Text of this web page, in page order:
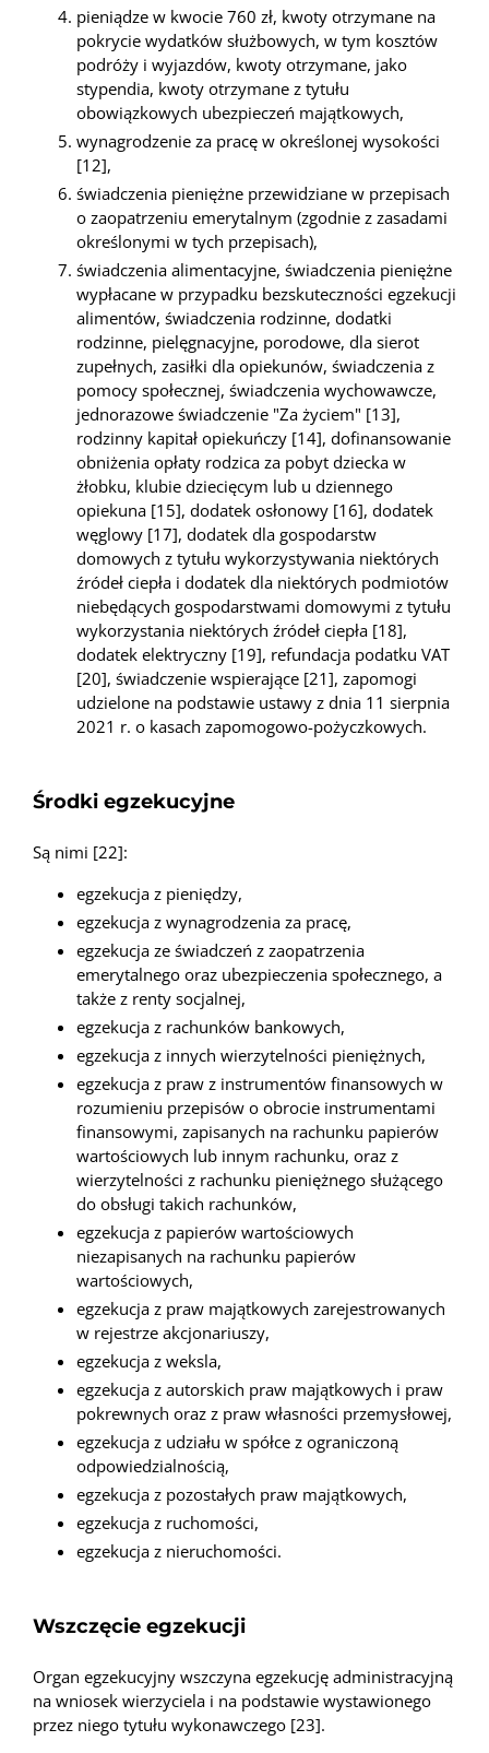
pieniądze w kwocie 760 zł, kwoty otrzymane na
pokrycie wydatków służbowych, w tym kosztów
podróży i wyjazdów, kwoty otrzymane, jako
stypendia, kwoty otrzymane z tytułu
obowiązkowych ubezpieczeń majątkowych,
wynagrodzenie za pracę w określonej wysokości
[12],
świadczenia pieniężne przewidziane w przepisach
o zaopatrzeniu emerytalnym (zgodnie z zasadami
określonymi w tych przepisach),
świadczenia alimentacyjne, świadczenia pieniężne
wypłacane w przypadku bezskuteczności egzekucji
alimentów, świadczenia rodzinne, dodatki
rodzinne, pielęgnacyjne, porodowe, dla sierot
zupełnych, zasiłki dla opiekunów, świadczenia z
pomocy społecznej, świadczenia wychowawcze,
jednorazowe świadczenie "Za życiem" [13],
rodzinny kapitał opiekuńczy [14], dofinansowanie
obniżenia opłaty rodzica za pobyt dziecka w
żłobku, klubie dziecięcym lub u dziennego
opiekuna [15], dodatek osłonowy [16], dodatek
węglowy [17], dodatek dla gospodarstw
domowych z tytułu wykorzystywania niektórych
źródeł ciepła i dodatek dla niektórych podmiotów
niebędących gospodarstwami domowymi z tytułu
wykorzystania niektórych źródeł ciepła [18],
dodatek elektryczny [19], refundacja podatku VAT
[20], świadczenie wspierające [21], zapomogi
udzielone na podstawie ustawy z dnia 11 sierpnia
2021 r. o kasach zapomogowo-pożyczkowych.
Środki egzekucyjne
Są nimi [22]:
egzekucja z pieniędzy,
egzekucja z wynagrodzenia za pracę,
egzekucja ze świadczeń z zaopatrzenia
emerytalnego oraz ubezpieczenia społecznego, a
także z renty socjalnej,
egzekucja z rachunków bankowych,
egzekucja z innych wierzytelności pieniężnych,
egzekucja z praw z instrumentów finansowych w
rozumieniu przepisów o obrocie instrumentami
finansowymi, zapisanych na rachunku papierów
wartościowych lub innym rachunku, oraz z
wierzytelności z rachunku pieniężnego służącego
do obsługi takich rachunków,
egzekucja z papierów wartościowych
niezapisanych na rachunku papierów
wartościowych,
egzekucja z praw majątkowych zarejestrowanych
w rejestrze akcjonariuszy,
egzekucja z weksla,
egzekucja z autorskich praw majątkowych i praw
pokrewnych oraz z praw własności przemysłowej,
egzekucja z udziału w spółce z ograniczoną
odpowiedzialnością,
egzekucja z pozostałych praw majątkowych,
egzekucja z ruchomości,
egzekucja z nieruchomości.
Wszczęcie egzekucji
Organ egzekucyjny wszczyna egzekucję administracyjną
na wniosek wierzyciela i na podstawie wystawionego
przez niego tytułu wykonawczego [23].